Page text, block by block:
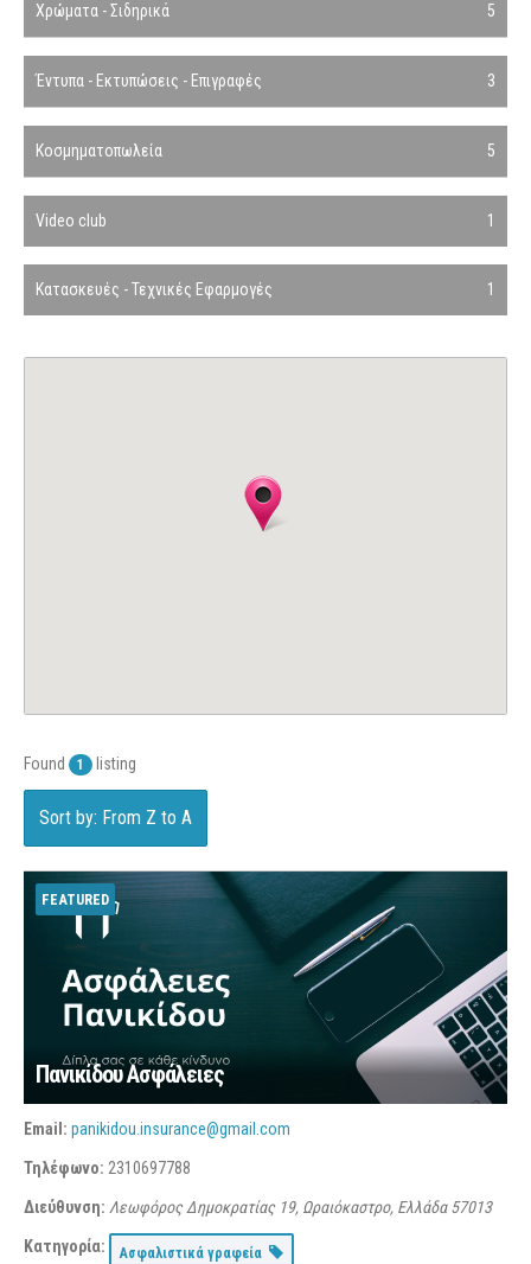
Χρώματα - Σιδηρικά 5
Έντυπα - Εκτυπώσεις - Επιγραφές 3
Κοσμηματοπωλεία 5
Video club 1
Κατασκευές - Τεχνικές Εφαρμογές 1
Found 1 listing
Sort by: From Z to A
FEATURED
Πανικίδου Ασφάλειες
Email: panikidou.insurance@gmail.com
Τηλέφωνο: 2310697788
Διεύθυνση: Λεωφόρος Δημοκρατίας 19, Ωραιόκαστρο, Ελλάδα 57013
Κατηγορία: Ασφαλιστικά γραφεία